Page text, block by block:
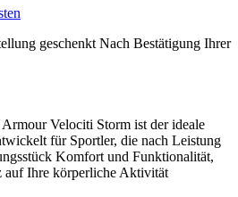
geschenkt Nach Bestätigung Ihrer
Velociti Storm ist der ideale
für Sportler, die nach Leistung
Komfort und Funktionalität,
auf Ihre körperliche Aktivität